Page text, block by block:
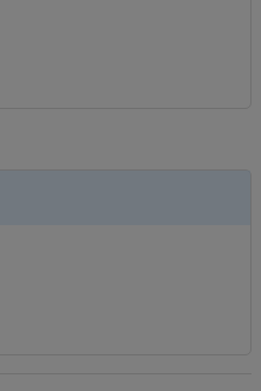
till annan webbplats,
till annan webbplats,